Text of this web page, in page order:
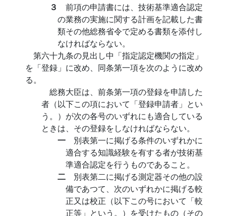
３ 前項の申請書には、技術基準適合認定
の業務の実施に関する計画を記載した書
類その他総務省令で定める書類を添付し
なければならない。
第六十九条の見出し中「指定認定機関の指定」
を「登録」に改め、同条第一項を次のように改め
る。
総務大臣は、前条第一項の登録を申請した
者（以下この項において「登録申請者」とい
う。）が次の各号のいずれにも適合している
ときは、その登録をしなければならない。
一 別表第一に掲げる条件のいずれかに
適合する知識経験を有する者が技術基
準適合認定を行うものであること。
二 別表第二に掲げる測定器その他の設
備であつて、次のいずれかに掲げる較
正又は校正（以下この号において「較
正等」という。）を受けたもの（その